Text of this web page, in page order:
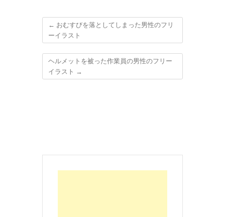
← おむすびを落としてしまった男性のフリ
ーイラスト
ヘルメットを被った作業員の男性のフリー
イラスト →